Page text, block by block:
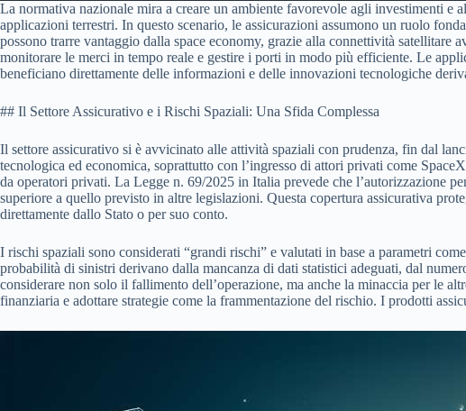
La normativa nazionale mira a creare un ambiente favorevole agli investimenti
applicazioni terrestri. In questo scenario, le assicurazioni assumono un ruolo
possono trarre vantaggio dalla space economy, grazie alla connettività
monitorare le merci in tempo reale e gestire i porti in modo più efficiente. Le
beneficiano direttamente delle informazioni e delle innovazioni tecnologiche
## Il Settore Assicurativo e i Rischi Spaziali: Una Sfida Complessa
Il settore assicurativo si è avvicinato alle attività spaziali con prudenza, fin dal
tecnologica ed economica, soprattutto con l’ingresso di attori privati come
da operatori privati. La Legge n. 69/2025 in Italia prevede che l’autorizzazione
superiore a quello previsto in altre legislazioni. Questa copertura assicurativa
direttamente dallo Stato o per suo conto.
I rischi spaziali sono considerati “grandi rischi” e valutati in base a parametri
probabilità di sinistri derivano dalla mancanza di dati statistici adeguati, dal
considerare non solo il fallimento dell’operazione, ma anche la minaccia per le
finanziaria e adottare strategie come la frammentazione del rischio. I prodotti